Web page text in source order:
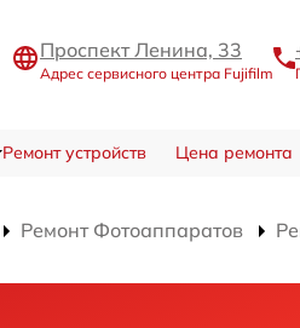
Проспект Ленина, 33
Адрес сервисного центра Fujifilm
Ремонт устройств Цена ремонта
Ремонт Фотоаппаратов